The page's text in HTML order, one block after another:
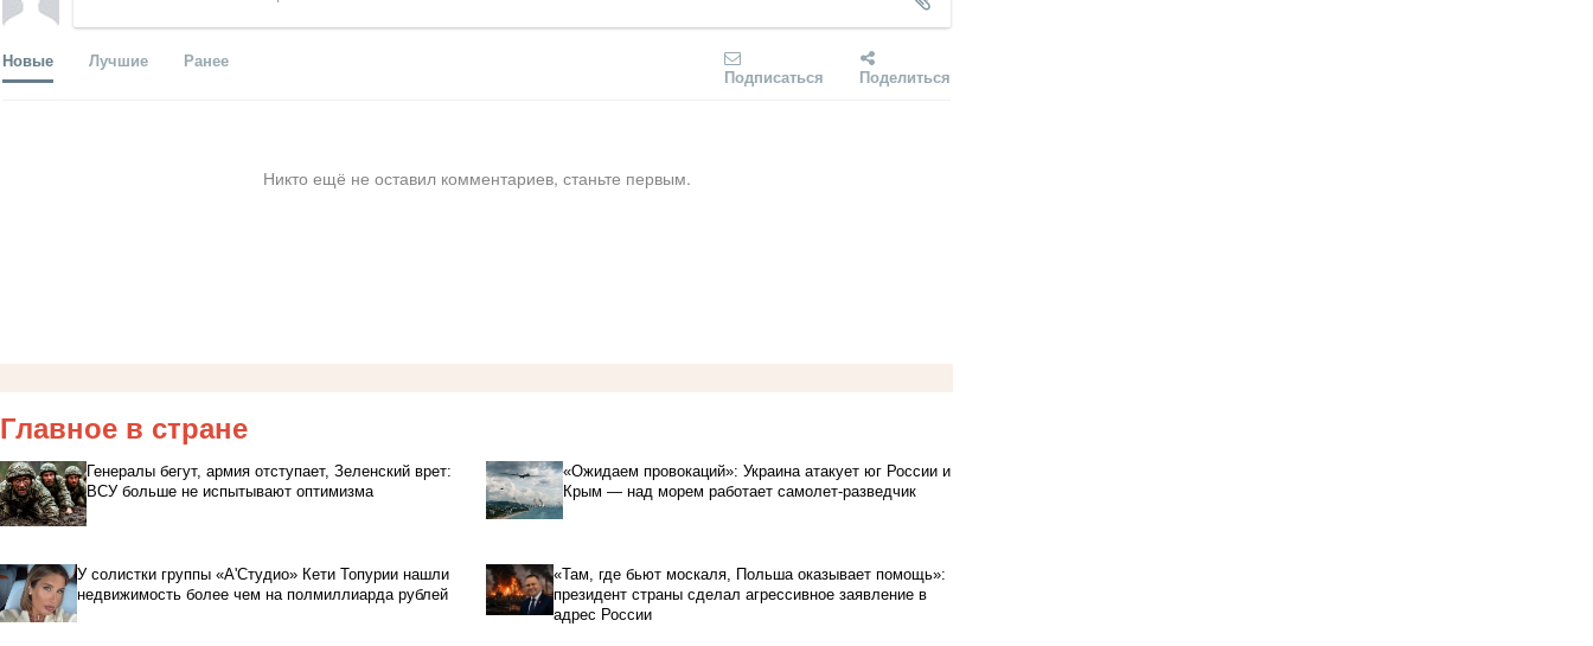
Новые Лучшие Ранее
Подписаться Поделиться
Никто ещё не оставил комментариев, станьте первым.
Главное в стране
Генералы бегут, армия отступает, Зеленский врет:
ВСУ больше не испытывают оптимизма
«Ожидаем провокаций»: Украина атакует юг России и
Крым — над морем работает самолет-разведчик
У солистки группы «А'Студио» Кети Топурии нашли
недвижимость более чем на полмиллиарда рублей
«Там, где бьют москаля, Польша оказывает помощь»:
президент страны сделал агрессивное заявление в
адрес России